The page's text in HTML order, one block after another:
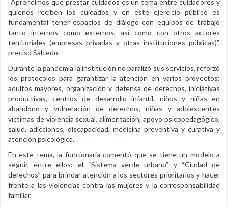
“Aprendimos que prestar cuidados es un tema entre cuidadores y
quienes reciben los cuidados y en este ejercicio público es
fundamental tener espacios de diálogo con equipos de trabajo
tanto internos como externos, así como con otros actores
territoriales (empresas privadas y otras instituciones públicas)”,
precisó Salcedo.
Durante la pandemia la institución no paralizó sus servicios, reforzó
los protocolos para garantizar la atención en varios proyectos:
adultos mayores, organización y defensa de derechos, iniciativas
productivas, centros de desarrollo infantil, niños y niñas en
abandono y vulneración de derechos, niñas y adolescentes
víctimas de violencia sexual, alimentación, apoyo psicopedagógico,
salud, adicciones, discapacidad, medicina preventiva y curativa y
atención psicológica.
En este tema, la funcionaria comentó que se tiene un modelo a
seguir, entre ellos: el “Sistema verde urbano” y “Ciudad de
derechos” para brindar atención a los sectores prioritarios y hacer
frente a las violencias contra las mujeres y la corresponsabilidad
familiar.